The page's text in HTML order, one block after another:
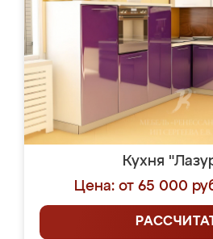
Кухня
Цена: от 65 000